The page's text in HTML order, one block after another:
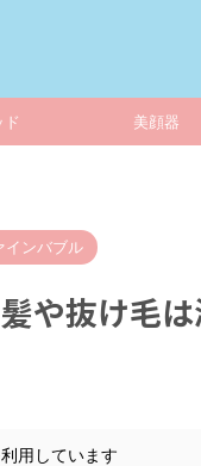
美顔器
インバブル
や抜け毛
用しています